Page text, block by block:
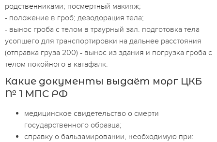
родственниками; посмертный макияж;
- положение в гроб; дезодорация тела;
- вынос гроба с телом в траурный зал. подготовка тела
усопшего для транспортировки на дальнее расстояния
(отправка груза 200) - вынос из здания и погрузка гроба с
телом покойного в катафалк.
Какие документы выдаёт морг ЦКБ
№ 1 МПС РФ
медицинское свидетельство о смерти
государственного образца;
справку о бальзамировании, необходимую при: